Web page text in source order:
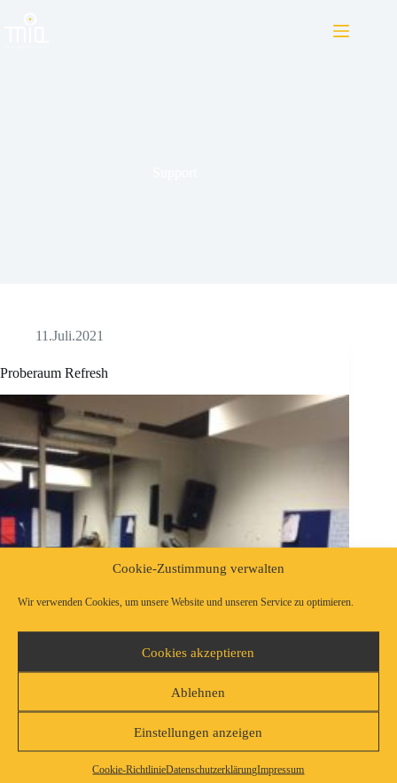
Cookie-Zustimmung verwalten
Wir verwenden Cookies, um unsere Website und unseren Service zu optimieren.
Cookies akzeptieren
Ablehnen
Einstellungen anzeigen
Cookie-RichtlinieDatenschutzerklärungImpressum
Inhalt
11.Juli.2021
Proberaum Refresh
Der Proberaum ist eines der wichtigsten Dinge die eine Band
braucht. Um das bei uns weiterhin auch anbieten zu können,